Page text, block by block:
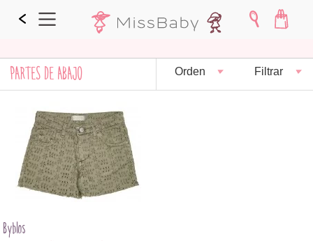
PARTES DE ABAJO Orden Filtrar
Byblos